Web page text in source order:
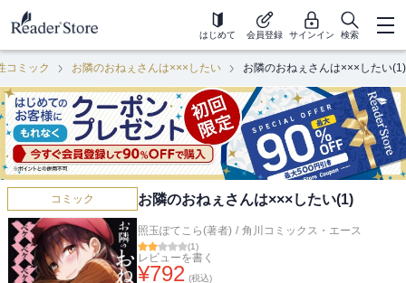
はじめて 会員登録 サインイン 検索
コミック お隣のおねぇさんは×××したい お隣のおねぇさんは×××したい(1)
コミック お隣のおねぇさんは×××したい(1)
照玉ぽてこら(著者) / 角川コミックス・エース
(1)
レビューを書く
¥792 (税込)